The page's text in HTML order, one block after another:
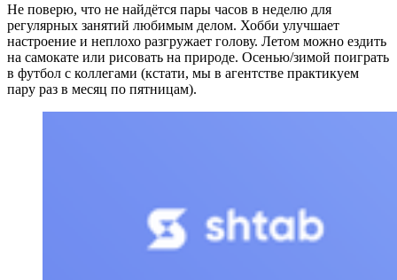
Не поверю, что не найдётся пары часов в неделю для
регулярных занятий любимым делом. Хобби улучшает
настроение и неплохо разгружает голову. Летом можно ездить
на самокате или рисовать на природе. Осенью/зимой поиграть
в футбол с коллегами (кстати, мы в агентстве практикуем
пару раз в месяц по пятницам).